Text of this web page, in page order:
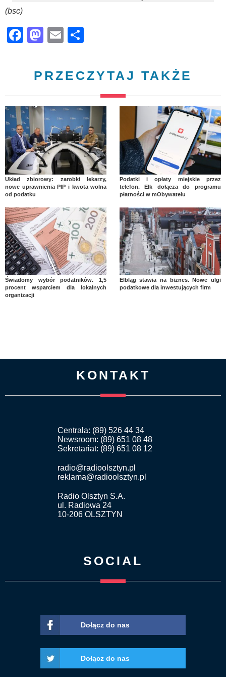
(bsc)
Facebook
Mastodon
Email
PRZECZYTAJ TAKŻE
Układ zbiorowy: zarobki lekarzy,
nowe uprawnienia PIP i kwota wolna
od podatku
Podatki i opłaty miejskie przez
telefon. Ełk dołącza do programu
płatności w mObywatelu
Świadomy wybór podatników. 1,5
procent wsparciem dla lokalnych
organizacji
Elbląg stawia na biznes. Nowe ulgi
podatkowe dla inwestujących firm
KONTAKT
Centrala: (89) 526 44 34
Newsroom: (89) 651 08 48
Sekretariat: (89) 651 08 12
radio@radioolsztyn.pl
reklama@radioolsztyn.pl
Radio Olsztyn S.A.
ul. Radiowa 24
10-206 OLSZTYN
SOCIAL
Dołącz do nas
Dołącz do nas